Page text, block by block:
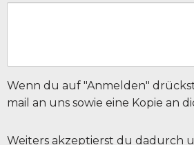
Wenn du auf "Anmelden"
mail an uns sowie eine Kopie an
Weiters akzeptierst du dadurch